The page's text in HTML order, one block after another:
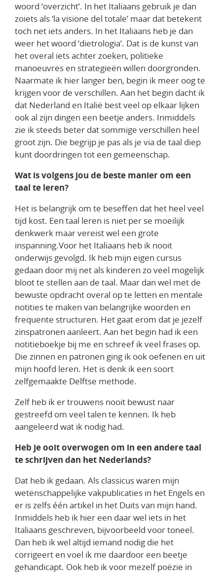
woord ‘overzicht’. In het Italiaans gebruik je dan
zoiets als ‘la visione del totale’ maar dat betekent
toch net iets anders. In het Italiaans heb je dan
weer het woord ‘dietrologia’. Dat is de kunst van
het overal iets achter zoeken, politieke
manoeuvres en strategieën willen doorgronden.
Naarmate ik hier langer ben, begin ik meer oog te
krijgen voor de verschillen. Aan het begin dacht ik
dat Nederland en Italië best veel op elkaar lijken
ook al zijn dingen een beetje anders. Inmiddels
zie ik steeds beter dat sommige verschillen heel
groot zijn. Die begrijp je pas als je via de taal diep
kunt doordringen tot een gemeenschap.
Wat is volgens jou de beste manier om een
taal te leren?
Het is belangrijk om te beseffen dat het heel veel
tijd kost. Een taal leren is niet per se moeilijk
denkwerk maar vereist wel een grote
inspanning.Voor het Italiaans heb ik nooit
onderwijs gevolgd. Ik heb mijn eigen cursus
gedaan door mij net als kinderen zo veel mogelijk
bloot te stellen aan de taal. Maar dan wel met de
bewuste opdracht overal op te letten en mentale
notities te maken van belangrijke woorden en
frequente structuren. Het gaat erom dat je jezelf
zinspatronen aanleert. Aan het begin had ik een
notitieboekje bij me en schreef ik veel frases op.
Die zinnen en patronen ging ik ook oefenen en uit
mijn hoofd leren. Het is denk ik een soort
zelfgemaakte Delftse methode.
Zelf heb ik er trouwens nooit bewust naar
gestreefd om veel talen te kennen. Ik heb
aangeleerd wat ik nodig had.
Heb je ooit overwogen om in een andere taal
te schrijven dan het Nederlands?
Dat heb ik gedaan. Als classicus waren mijn
wetenschappelijke vakpublicaties in het Engels en
er is zelfs één artikel in het Duits van mijn hand.
Inmiddels heb ik hier een daar wel iets in het
Italiaans geschreven, bijvoorbeeld voor toneel.
Dan heb ik wel altijd iemand nodig die het
corrigeert en voel ik me daardoor een beetje
gehandicapt. Ook heb ik voor mezelf poëzie in